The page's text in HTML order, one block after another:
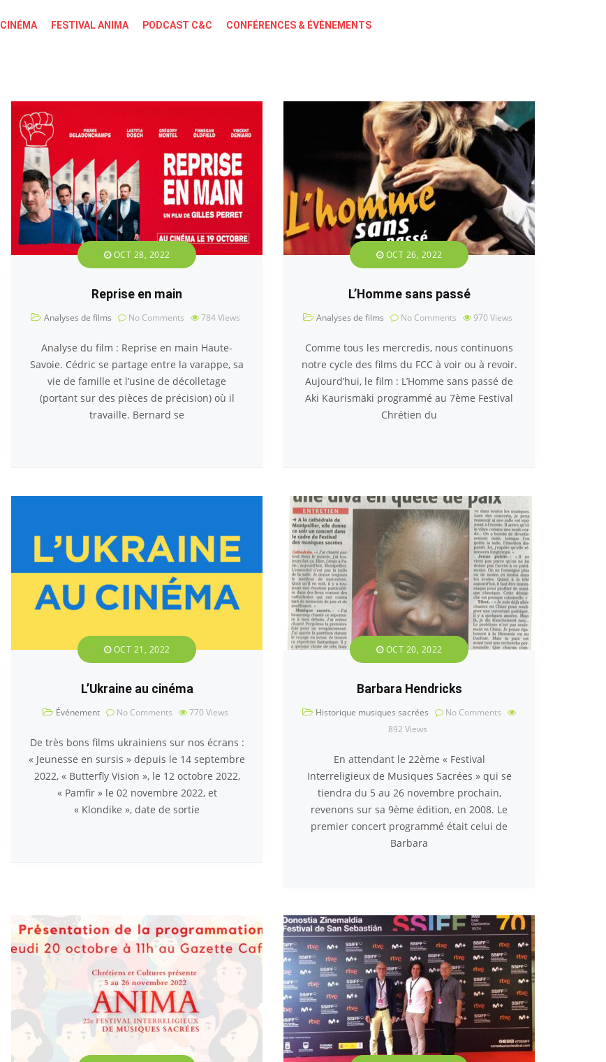
CINÉMA FESTIVAL ANIMA PODCAST C&C CONFÉRENCES & ÉVÈNEMENTS
OCT 28, 2022
Reprise en main
Analyses de films No Comments 784Views
Analyse du film : Reprise en main Haute-
Savoie. Cédric se partage entre la varappe, sa
vie de famille et l’usine de décolletage
(portant sur des pièces de précision) où il
travaille. Bernard se
OCT 26, 2022
L’Homme sans passé
Analyses de films No Comments 970 Views
Comme tous les mercredis, nous continuons
notre cycle des films du FCC à voir ou à revoir.
Aujourd’hui, le film : L’Homme sans passé de
Aki Kaurismäki programmé au 7ème Festival
Chrétien du
OCT 21, 2022
L’Ukraine au cinéma
Événement No Comments 770 Views
De très bons films ukrainiens sur nos écrans :
« Jeunesse en sursis » depuis le 14 septembre
2022, « Butterfly Vision », le 12 octobre 2022,
« Pamfir » le 02 novembre 2022, et
« Klondike », date de sortie
OCT 20, 2022
Barbara Hendricks
Historique musiques sacrées
No Comments
892 Views
En attendant le 22ème « Festival
Interreligieux de Musiques Sacrées » qui se
tiendra du 5 au 26 novembre prochain,
revenons sur sa 9ème édition, en 2008. Le
premier concert programmé était celui de
Barbara